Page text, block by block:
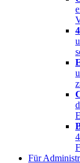
Für